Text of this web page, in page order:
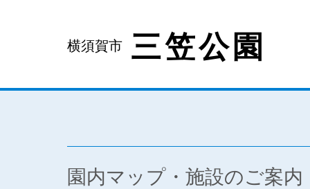
横須賀市 三笠公園
園内マップ・施設のご案内